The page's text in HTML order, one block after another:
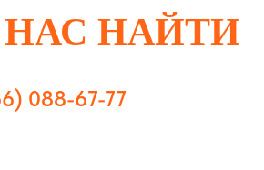
НАЙТИ
088-67-77